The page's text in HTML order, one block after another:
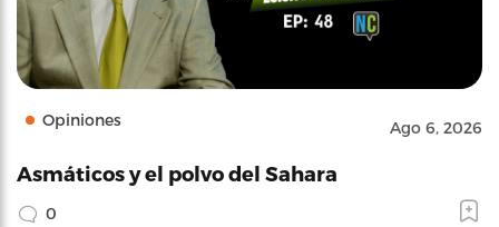
Opiniones Ago 6, 2026
Asmáticos y el polvo del Sahara
0